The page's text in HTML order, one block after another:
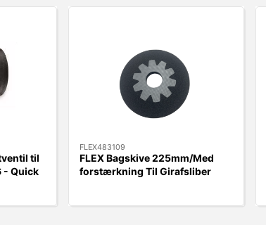
til
- Quick
FLEX483109
FLEX Bagskive 225mm/Med
forstærkning Til Girafsliber